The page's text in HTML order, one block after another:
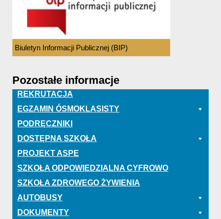
Biuletyn Informacji Publicznej (BIP)
Pozostałe informacje
REKRUTACJA
EGZAMIN ÓSMOKLASISTY
PODRĘCZNIKI
DOSTĘPNA SZKOŁA
PROJEKT ASPE
SZKOŁA ODPOWIEDZIALNA CYFROWO
SZKOŁA ZDROWEGO ŻYWIENIA
AUTOBUSY
DOKUMENTY